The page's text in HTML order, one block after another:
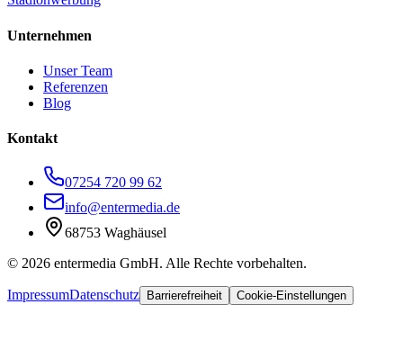
Unternehmen
Unser Team
Referenzen
Blog
Kontakt
07254 720 99 62
info@entermedia.de
68753 Waghäusel
© 2026 entermedia GmbH. Alle Rechte vorbehalten.
ImpressumDatenschutz Barrierefreiheit Cookie-Einstellungen